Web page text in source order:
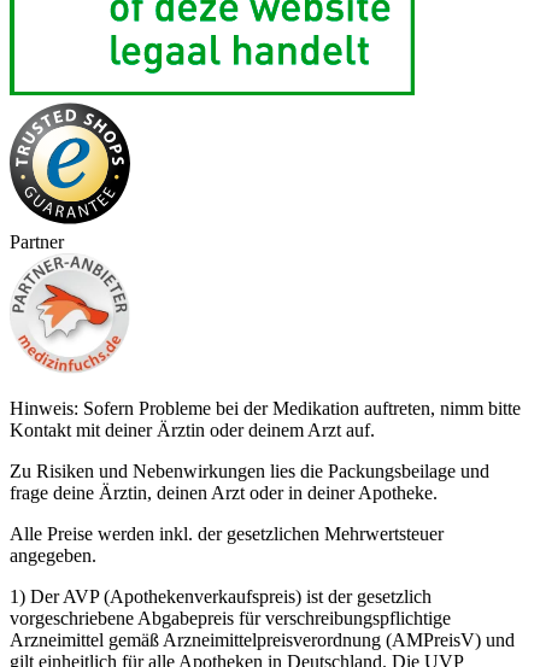
Partner
Hinweis: Sofern Probleme bei der Medikation auftreten, nimm bitte
Kontakt mit deiner Ärztin oder deinem Arzt auf.
Zu Risiken und Nebenwirkungen lies die Packungsbeilage und
frage deine Ärztin, deinen Arzt oder in deiner Apotheke.
Alle Preise werden inkl. der gesetzlichen Mehrwertsteuer
angegeben.
1) Der AVP (Apothekenverkaufspreis) ist der gesetzlich
vorgeschriebene Abgabepreis für verschreibungspflichtige
Arzneimittel gemäß Arzneimittelpreisverordnung (AMPreisV) und
gilt einheitlich für alle Apotheken in Deutschland. Die UVP